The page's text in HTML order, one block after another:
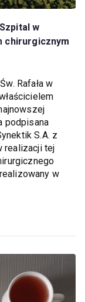
w
chirurgicznym
Rafała w
podpisana
S.A. z
realizacji tej
w